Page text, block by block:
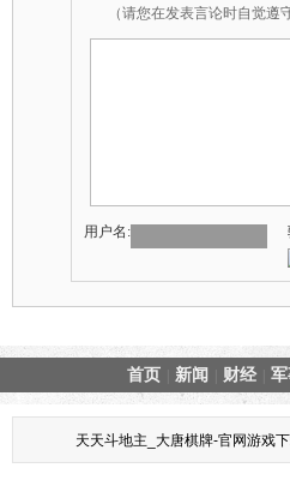
（请您在发表言论时自觉
用户名:
首页 新闻 财经
天天斗地主_大唐棋牌-官网游戏